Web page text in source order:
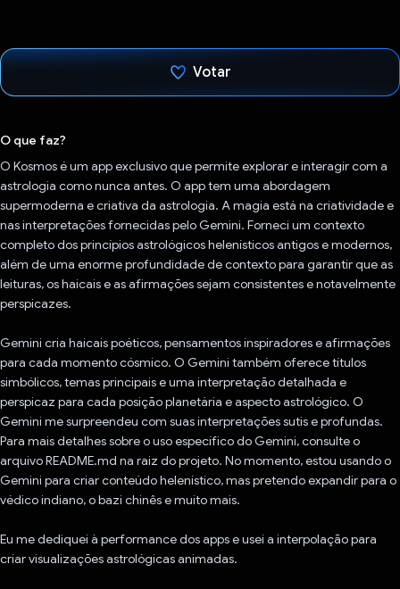
Votar
O que faz?
O Kosmos é um app exclusivo que permite explorar e interagir com a
astrologia como nunca antes. O app tem uma abordagem
supermoderna e criativa da astrologia. A magia está na criatividade e
nas interpretações fornecidas pelo Gemini. Forneci um contexto
completo dos princípios astrológicos helenísticos antigos e modernos,
além de uma enorme profundidade de contexto para garantir que as
leituras, os haicais e as afirmações sejam consistentes e notavelmente
perspicazes.
Gemini cria haicais poéticos, pensamentos inspiradores e afirmações
para cada momento cósmico. O Gemini também oferece títulos
simbólicos, temas principais e uma interpretação detalhada e
perspicaz para cada posição planetária e aspecto astrológico. O
Gemini me surpreendeu com suas interpretações sutis e profundas.
Para mais detalhes sobre o uso específico do Gemini, consulte o
arquivo README.md na raiz do projeto. No momento, estou usando o
Gemini para criar conteúdo helenístico, mas pretendo expandir para o
védico indiano, o bazi chinês e muito mais.
Eu me dediquei à performance dos apps e usei a interpolação para
criar visualizações astrológicas animadas.